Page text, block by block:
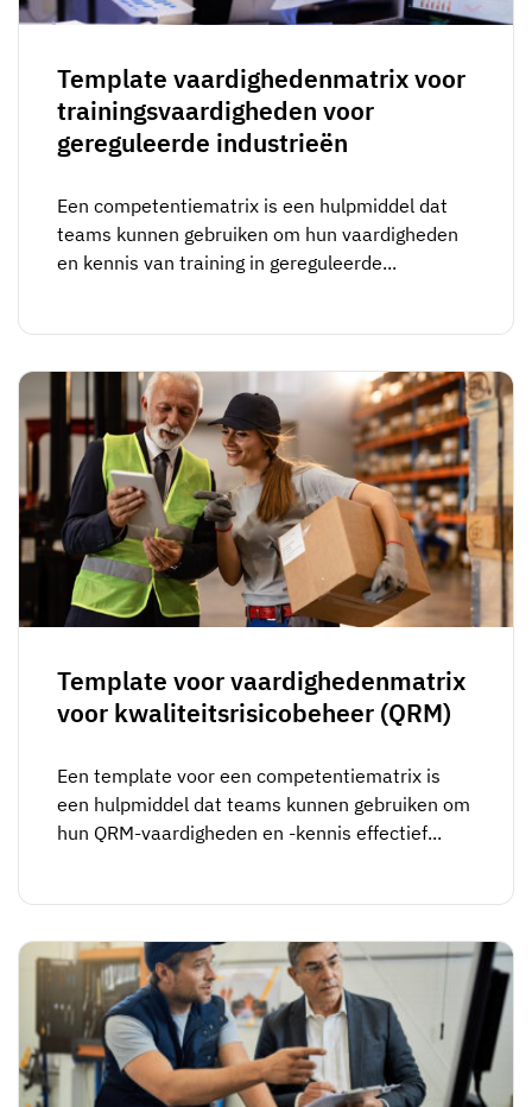
Compliance-dashboards
Stop met achtervolgen, begin met
automatiseren
met AG5 Workflows
Template vaardighedenmatrix voor
trainingsvaardigheden voor
gereguleerde industrieën
Een competentiematrix is een hulpmiddel dat
teams kunnen gebruiken om hun vaardigheden
en kennis van training in gereguleerde...
Template voor vaardighedenmatrix
voor kwaliteitsrisicobeheer (QRM)
Een template voor een competentiematrix is
een hulpmiddel dat teams kunnen gebruiken om
hun QRM-vaardigheden en -kennis effectief...